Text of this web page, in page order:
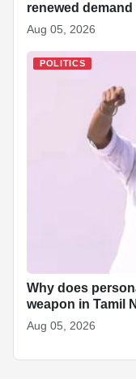
renewed
Aug 05, 2026
POLITICS
Why does
weapon in Tamil
Aug 05, 2026